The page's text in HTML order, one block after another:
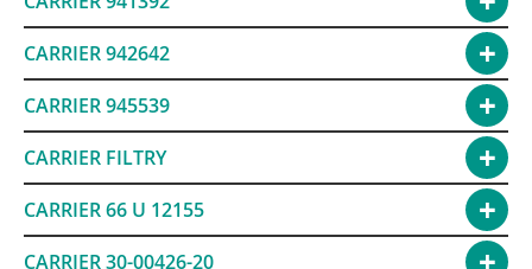
CARRIER 942642
CARRIER 945539
CARRIER FILTRY
CARRIER 66 U 12155
CARRIER 30-00426-20